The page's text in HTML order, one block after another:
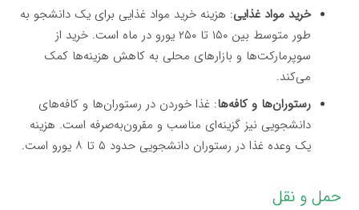
خرید مواد غذایی: هزینه خرید مواد غذایی برای یک دانشجو به
طور متوسط بین ۱۵۰ تا ۲۵۰ یورو در ماه است. خرید از
سوپرمارکت‌ها و بازارهای محلی به کاهش هزینه‌ها کمک
می‌کند.
رستوران‌ها و کافه‌ها: غذا خوردن در رستوران‌ها و کافه‌های
دانشجویی نیز گزینه‌ای مناسب و مقرون‌به‌صرفه است. هزینه
یک وعده غذا در رستوران دانشجویی حدود ۵ تا ۸ یورو است.
حمل و نقل